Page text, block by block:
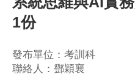
1份
發布單位：考訓科
聯絡人：鄧穎襄